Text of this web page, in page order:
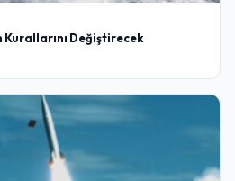
Kurallarını Değiştirecek